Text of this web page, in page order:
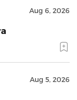
Aug 6, 2026
Aug 5, 2026